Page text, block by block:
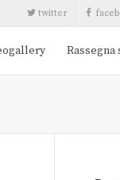
twitter
Rassegna